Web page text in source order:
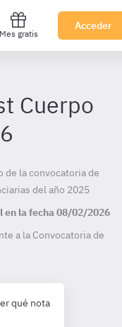
Mes gratis
Acceder
Cuerpo
la convocatoria de
del año 2025
en la fecha08/02/2026
a la Convocatoria de
qué nota